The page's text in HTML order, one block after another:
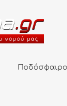
Ποδόσφαιρο